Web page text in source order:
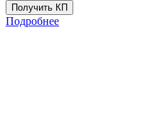
Получить КП
Подробнее